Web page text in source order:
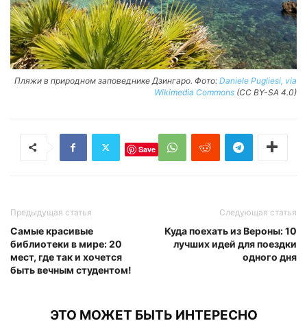
Пляжи в природном заповеднике Дзингаро. Фото: Daniele Pugliesi, via
Wikimedia Commons (CC BY-SA 4.0)
Save
Предыдущая статья
Самые красивые
библиотеки в мире: 20
мест, где так и хочется
быть вечным студентом!
Следующая статья
Куда поехать из Вероны: 10
лучших идей для поездки
одного дня
ЭТО МОЖЕТ БЫТЬ ИНТЕРЕСНО